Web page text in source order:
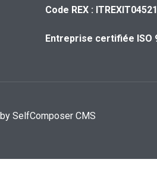
Code REX :
Entreprise certifiée ISO
SelfComposer CMS